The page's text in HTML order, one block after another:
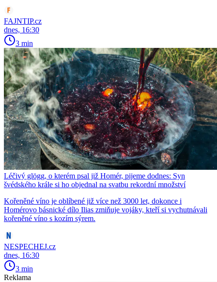
FAJNTIP.cz
dnes, 16:30
3 min
Léčivý glögg, o kterém psal již Homér, pijeme dodnes: Syn
švédského krále si ho objednal na svatbu rekordní množství
Kořeněné víno je oblíbené již více než 3000 let, dokonce i
Homérovo básnické dílo Ilias zmiňuje vojáky, kteří si vychutnávali
kořeněné víno s kozím sýrem.
NESPECHEJ.cz
dnes, 16:30
3 min
Reklama